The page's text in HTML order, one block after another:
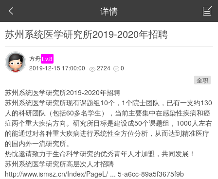
 详情 
苏州系统医学研究所2019-2020年招聘
方舟Lv.8
2019-12-15 17:00:00
 2724  0
全职
苏州系统医学研究所2019-2020年招聘
苏州系统医学研究所现有课题组10个，1个院士团队，已有一支约130
人的科研团队（包括60多名学生），当前主要集中在感染性疾病和癌
症两个重大疾病方向。研究所目标是建设成50个课题组，1000人左右
的能通过对各种重大疾病进行系统性全方位分析，从而达到精准医疗
的国内外一流研究所。
热忱邀请致力于生命科学研究的优秀青年人才加盟，共同发展！
苏州系统医学研究所高层次人才招聘
http://www.ismsz.cn/Index/PageL/ ... 5-a6cc-89a5f3675f9b